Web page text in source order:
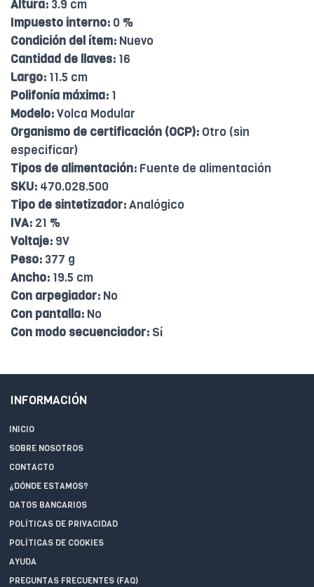
Altura: 3.9 cm
Impuesto interno: 0 %
Condición del ítem: Nuevo
Cantidad de llaves: 16
Largo: 11.5 cm
Polifonía máxima: 1
Modelo:Volca Modular
Organismo de certificación (OCP): Otro (sin
especificar)
Tipos de alimentación: Fuente de alimentación
SKU: 470.028.500
Tipo de sintetizador:Analógico
IVA: 21 %
Voltaje: 9V
Peso: 377 g
Ancho: 19.5 cm
Con arpegiador: No
Con pantalla: No
Con modo secuenciador: Sí
INFORMACIÓN
INICIO
SOBRE NOSOTROS
CONTACTO
¿DÓNDE ESTAMOS?
DATOS BANCARIOS
POLÍTICAS DE PRIVACIDAD
POLÍTICAS DE COOKIES
AYUDA
PREGUNTAS FRECUENTES (FAQ)